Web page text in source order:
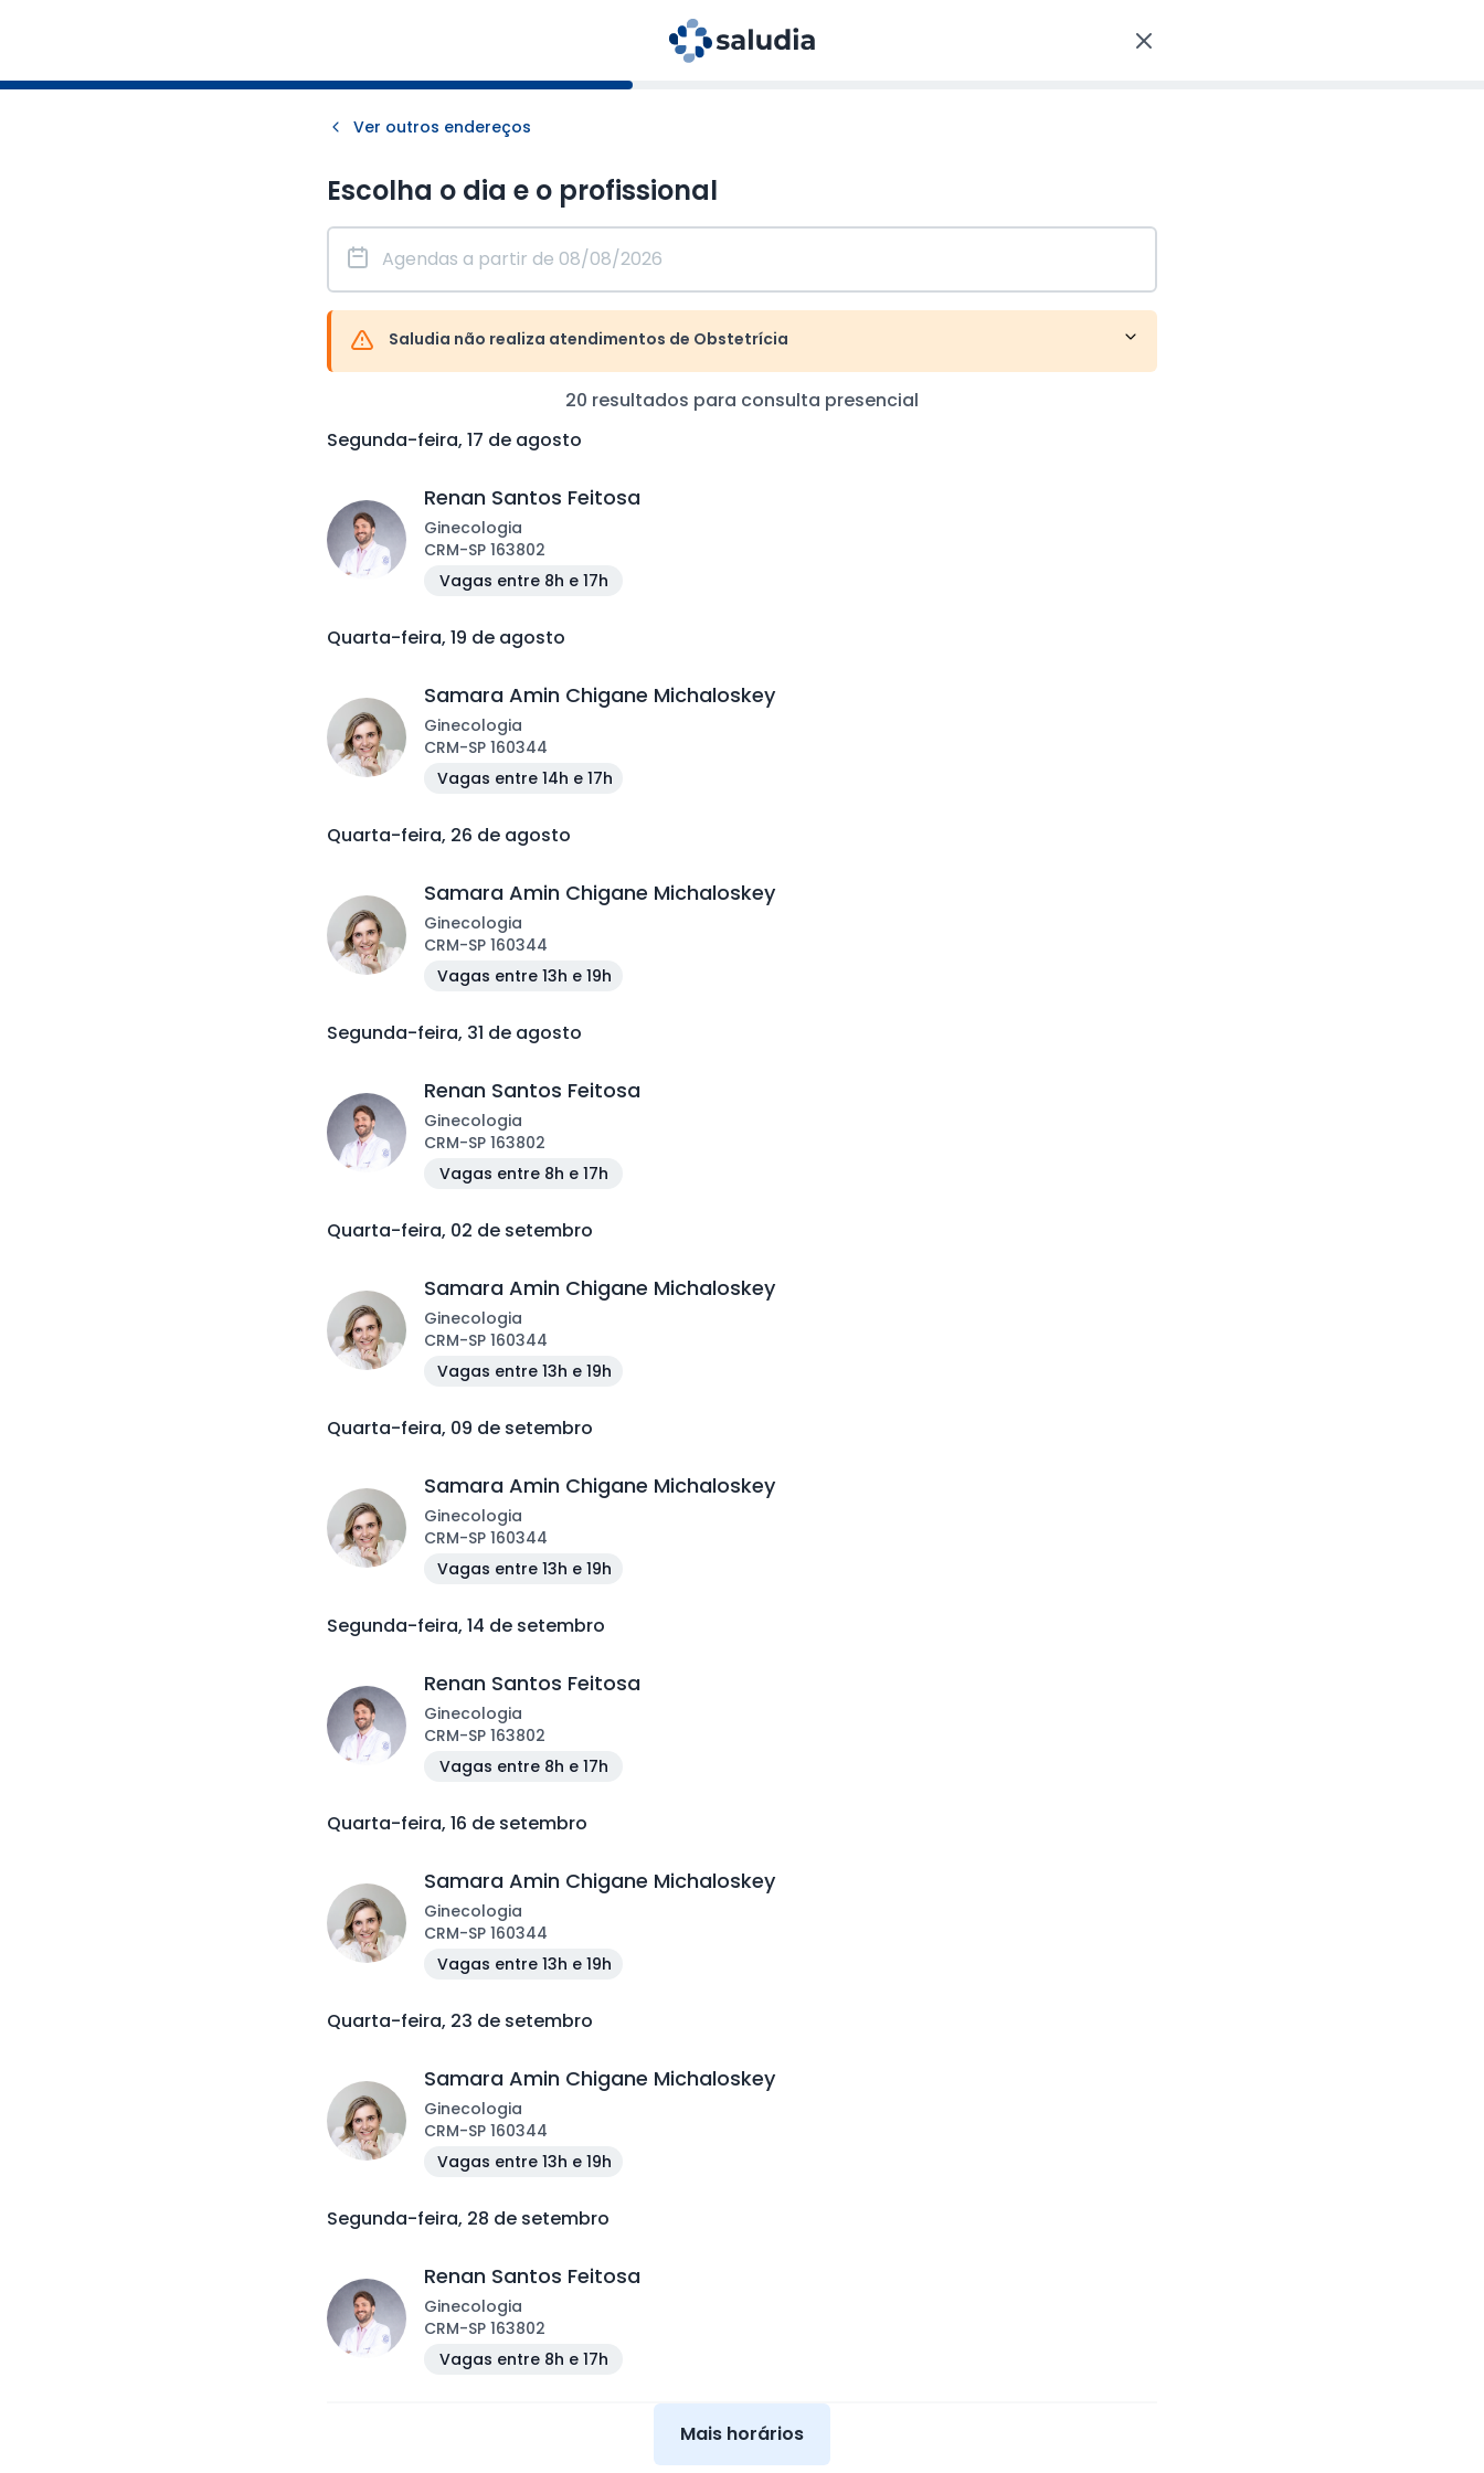
Ver outros endereços
Escolha o dia e o profissional
Saludia não realiza atendimentos de Obstetrícia
20 resultados para consulta presencial
Segunda-feira, 17 de agosto
Renan Santos Feitosa
Ginecologia
CRM-SP 163802
Vagas entre 8h e 17h
Quarta-feira, 19 de agosto
Samara Amin Chigane Michaloskey
Ginecologia
CRM-SP 160344
Vagas entre 14h e 17h
Quarta-feira, 26 de agosto
Samara Amin Chigane Michaloskey
Ginecologia
CRM-SP 160344
Vagas entre 13h e 19h
Segunda-feira, 31 de agosto
Renan Santos Feitosa
Ginecologia
CRM-SP 163802
Vagas entre 8h e 17h
Quarta-feira, 02 de setembro
Samara Amin Chigane Michaloskey
Ginecologia
CRM-SP 160344
Vagas entre 13h e 19h
Quarta-feira, 09 de setembro
Samara Amin Chigane Michaloskey
Ginecologia
CRM-SP 160344
Vagas entre 13h e 19h
Segunda-feira, 14 de setembro
Renan Santos Feitosa
Ginecologia
CRM-SP 163802
Vagas entre 8h e 17h
Quarta-feira, 16 de setembro
Samara Amin Chigane Michaloskey
Ginecologia
CRM-SP 160344
Vagas entre 13h e 19h
Quarta-feira, 23 de setembro
Samara Amin Chigane Michaloskey
Ginecologia
CRM-SP 160344
Vagas entre 13h e 19h
Segunda-feira, 28 de setembro
Renan Santos Feitosa
Ginecologia
CRM-SP 163802
Vagas entre 8h e 17h
Mais horários